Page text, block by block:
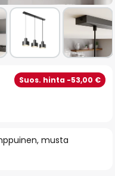
musta
Suos. hinta -53,00 €